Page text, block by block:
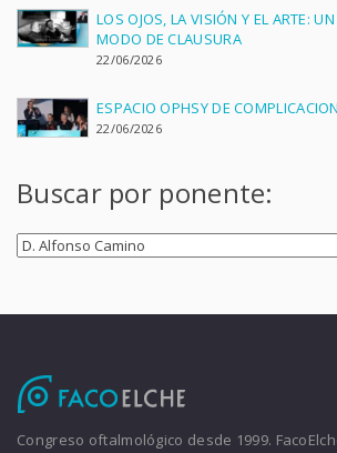
LOS OJOS, LA VISIÓN Y EL ARTE:
MODO DE CLAUSURA
22/06/2026
ESPACIO OPHSY DE
22/06/2026
Buscar por ponente:
Congreso oftalmológico desde 1999.